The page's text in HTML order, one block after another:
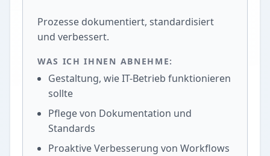
Prozesse dokumentiert, standardisiert
und verbessert.
WAS ICH IHNEN ABNEHME:
Gestaltung, wie IT-Betrieb funktionieren
sollte
Pflege von Dokumentation und
Standards
Proaktive Verbesserung von Workflows